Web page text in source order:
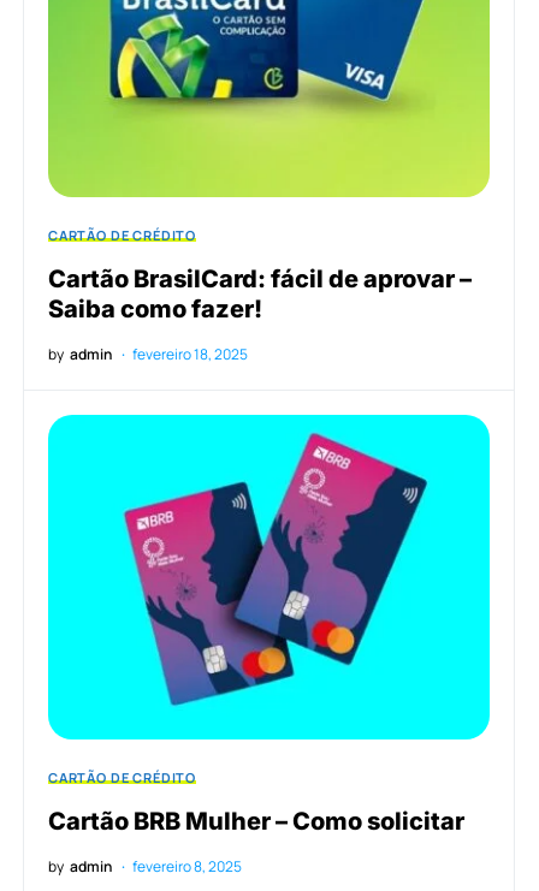
CARTÃO DE CRÉDITO
Cartão BrasilCard: fácil de aprovar –
Saiba como fazer!
by admin fevereiro 18, 2025
CARTÃO DE CRÉDITO
Cartão BRB Mulher – Como solicitar
by admin fevereiro 8, 2025